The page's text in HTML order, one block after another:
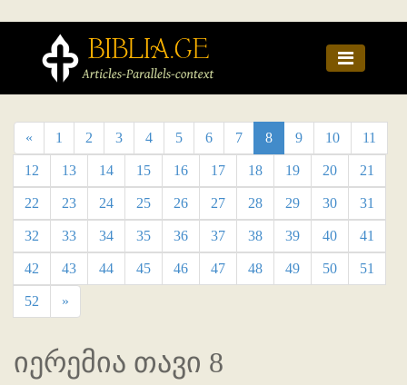
« 1 2 3 4 5 6 7 8 9 10 11
12 13 14 15 16 17 18 19 20 21
22 23 24 25 26 27 28 29 30 31
32 33 34 35 36 37 38 39 40 41
42 43 44 45 46 47 48 49 50 51
52 »
იერემია თავი 8